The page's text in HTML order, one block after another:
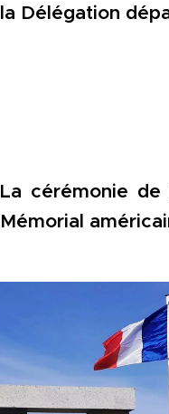
la Délégation
La cérémonie
Mémorial